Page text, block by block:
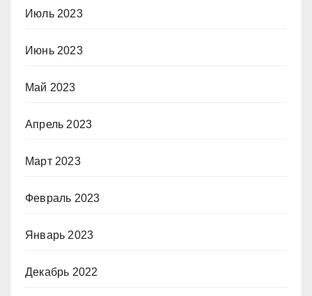
Июль 2023
Июнь 2023
Май 2023
Апрель 2023
Март 2023
Февраль 2023
Январь 2023
Декабрь 2022